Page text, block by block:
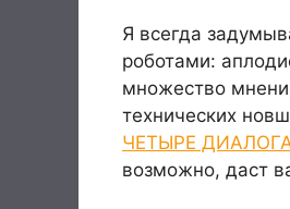
Я всегда
роботами:
множество
технических
ЧЕТЫРЕ
возможно, даст